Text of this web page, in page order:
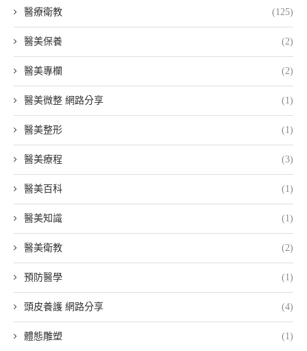
醫療衛教 (125)
醫美保養 (2)
醫美專欄 (2)
醫美微整 網路分享 (1)
醫美整形 (1)
醫美療程 (3)
醫美百科 (1)
醫美知識 (1)
醫美衛教 (2)
預防醫學 (1)
頭皮養護 網路分享 (4)
體態雕塑 (1)